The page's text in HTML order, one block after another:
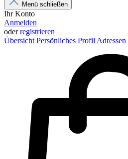
Menü schließen
Ihr Konto
Anmelden
oderregistrieren
Übersicht Persönliches Profil Adressen